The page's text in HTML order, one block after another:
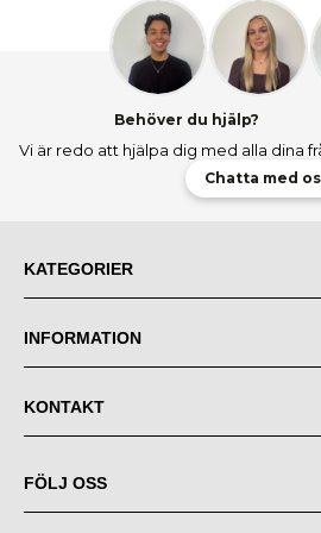
alls ens möjligheter att inreda hemmet.
Ett brickbord kan även enkelt användas som
vardagsrummet, och samtidigt även ha ett
Behöver du hjälp?
Vi är redo att hjälpa dig med alla dina
Chatta med
KATEGORIER
INFORMATION
KONTAKT
FÖLJ OSS